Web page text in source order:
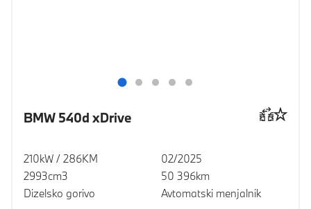
BMW 540d xDrive
210kW / 286KM
2993cm3
Dizelsko gorivo
02/2025
50 396km
Avtomatski menjalnik